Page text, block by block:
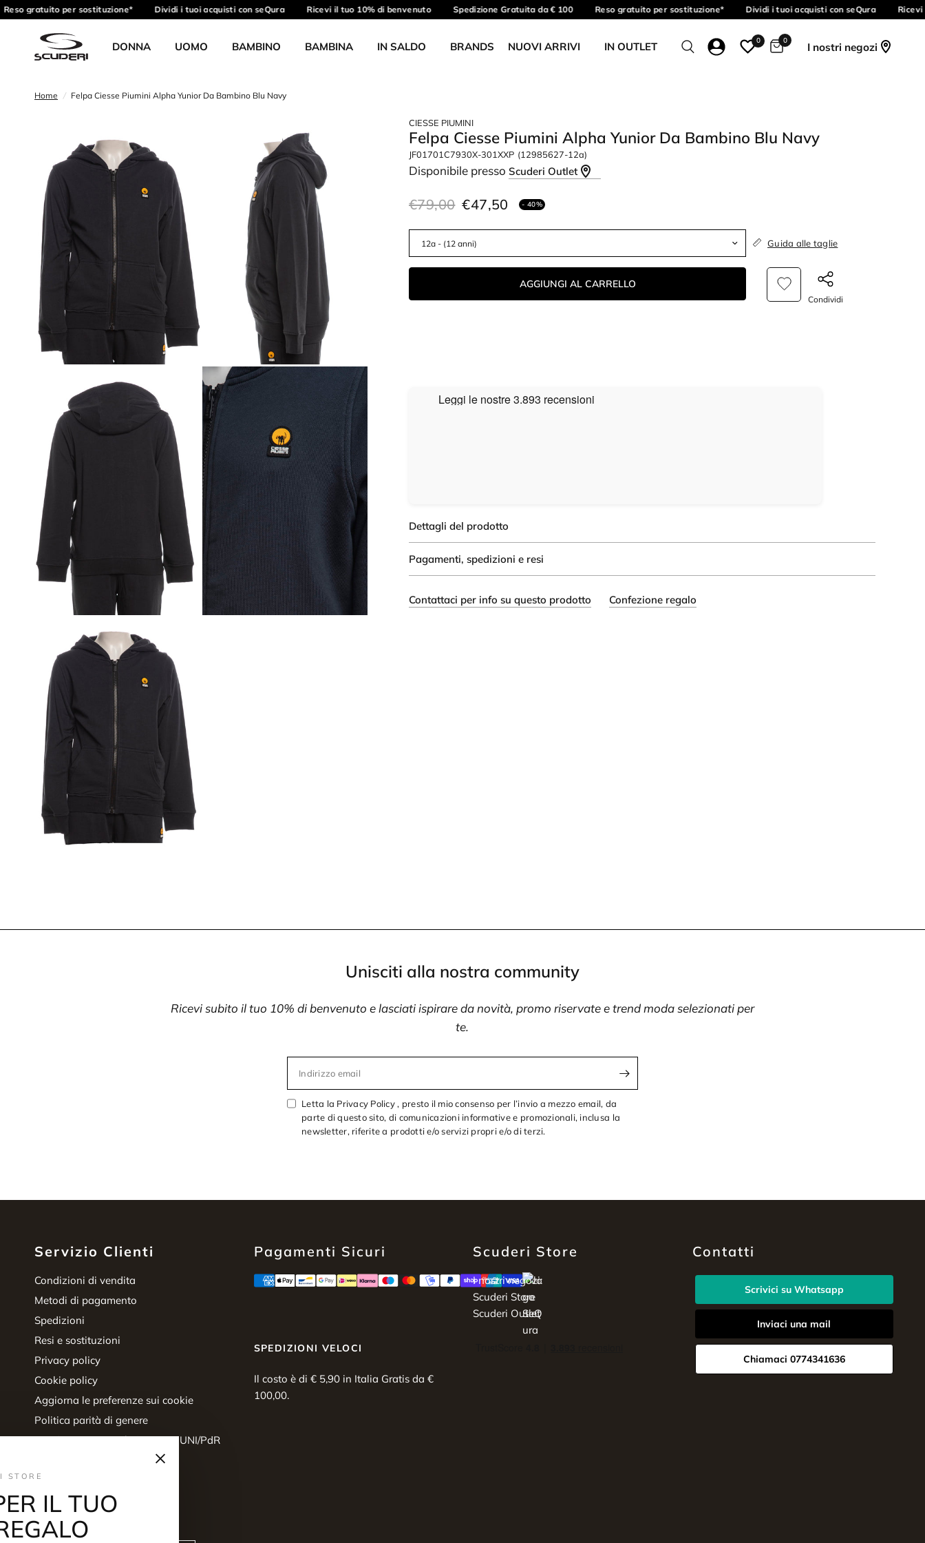
gratuito per sostituzione* Dividi i tuoi acquisti con seQura Ricevi il tuo 10% di benvenuto Spedizione Gratuita da € 100 Reso gratuito per sostituzione* Dividi i tuoi acquisti con seQura Ricevi
DONNA UOMO BAMBINO BAMBINA IN SALDO BRANDS NUOVI ARRIVI IN OUTLET 0 0
I nostri negozi
Home / Felpa Ciesse Piumini Alpha Yunior Da Bambino Blu Navy
CIESSE PIUMINI
Felpa Ciesse Piumini Alpha Yunior Da Bambino Blu Navy
JF01701C7930X-301XXP (12985627-12a)
Disponibile pressoScuderi Outlet
€79,00 €47,50 - 40%
Guida alle taglie
AGGIUNGI AL CARRELLO
Condividi
Dettagli del prodotto
Pagamenti, spedizioni e resi
Contattaci per info su questo prodotto Confezione regalo
Unisciti alla nostra community
Ricevi subito il tuo 10% di benvenuto e lasciati ispirare da novità, promo riservate e trend moda selezionati per
te.
Indirizzo email
Letta la Privacy Policy , presto il mio consenso per l’invio a mezzo email, da
parte di questo sito, di comunicazioni informative e promozionali, inclusa la
newsletter, riferite a prodotti e/o servizi propri e/o di terzi.
Servizio Clienti
Condizioni di vendita
Metodi di pagamento
Spedizioni
Resi e sostituzioni
Privacy policy
Cookie policy
Aggiorna le preferenze sui cookie
Politica parità di genere
Certificazione parità di genere UNI/PdR
Diritto di recesso
Pagamenti Sicuri
SPEDIZIONI VELOCI
Il costo è di € 5,90 in Italia Gratis da €
100,00.
Scuderi Store
I nostri negozi:
Scuderi Store
Scuderi Outlet
Contatti
Scrivici su Whatsapp
Inviaci una mail
Chiamaci 0774341636
×
STORE
IL TUO